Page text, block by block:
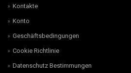
Kontakte
Konto
Geschäftsbedingungen
Cookie Richtlinie
Datenschutz Bestimmungen